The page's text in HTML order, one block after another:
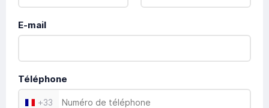
E-mail
Téléphone
+33